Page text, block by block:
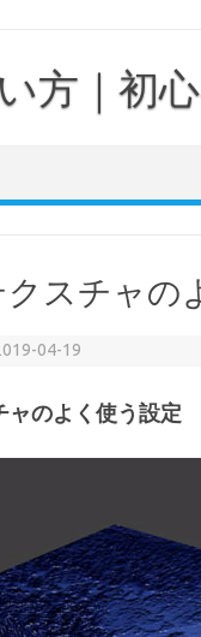
方｜初
スチャの
04-19
のよく使う設定